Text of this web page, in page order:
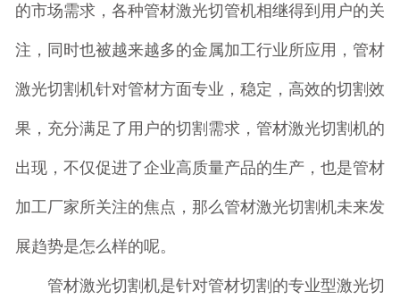
的市场需求，各种管材激光切管机相继得到用户的关
注，同时也被越来越多的金属加工行业所应用，管材
激光切割机针对管材方面专业，稳定，高效的切割效
果，充分满足了用户的切割需求，管材激光切割机的
出现，不仅促进了企业高质量产品的生产，也是管材
加工厂家所关注的焦点，那么管材激光切割机未来发
展趋势是怎么样的呢。
管材激光切割机是针对管材切割的专业型激光切